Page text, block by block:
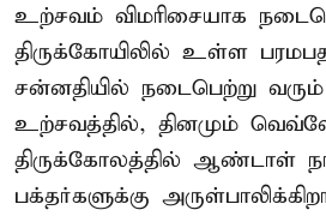
உற்சவம் விமரிசையாக
திருக்கோயிலில் உள்ள
சன்னதியில் நடைபெற்று
உற்சவத்தில், தினமும்
திருக்கோலத்தில் ஆண்டாள்
பக்தர்களுக்கு